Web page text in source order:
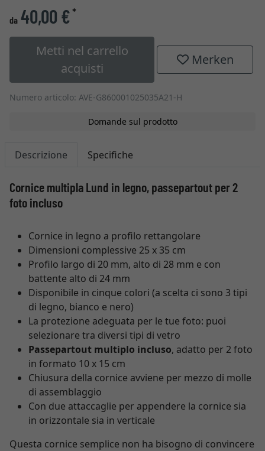
da 40,00 €*
Metti nel carrello
acquisti
Merken
Numero articolo: AVE-G860001025035A21-H
Domande sul prodotto
Descrizione Specifiche
Cornice multipla Lund in legno, passepartout per 2
foto incluso
Cornice in legno a profilo rettangolare
Dimensioni complessive 25 x 35 cm
Profilo largo di 20 mm, alto di 28 mm e con
battente alto di 24 mm
Disponibile in cinque colori (a scelta ci sono 3 tipi
di legno, bianco e nero)
La protezione adeguata per le tue foto: puoi
selezionare tra diversi tipi di vetro
Passepartout multiplo incluso, adatto per 2 foto
in formato 10 x 15 cm
Chiusura della cornice avviene per mezzo di molle
di assemblaggio
Con due attaccaglie per appendere la cornice sia
in orizzontale sia in verticale
Questa cornice semplice non ha bisogno di convincere